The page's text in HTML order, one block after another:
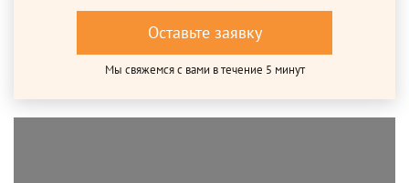
Оставьте заявку
Мы свяжемся с вами в течение 5 минут